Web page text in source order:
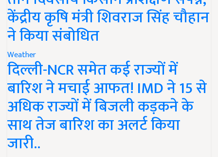
केंद्रीय कृषि मंत्री शिवराज सिंह चौहान
ने किया संबोधित
Weather
दिल्ली-NCR समेत कई राज्यों में
बारिश ने मचाई आफत! IMD ने 15 से
अधिक राज्यों में बिजली कड़कने के
साथ तेज बारिश का अलर्ट किया
जारी..